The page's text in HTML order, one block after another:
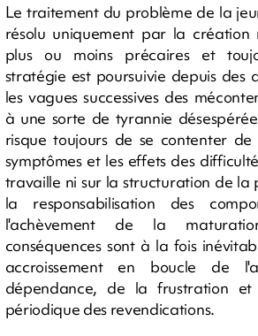
Le traitement du problème de la
résolu uniquement par la création
plus ou moins précaires et
stratégie est poursuivie depuis des
les vagues successives des
à une sorte de tyrannie
risque toujours de se contenter
symptômes et les effets des
travaille ni sur la structuration de la
la responsabilisation des
l'achèvement de la
conséquences sont à la fois
accroissement en boucle de
dépendance, de la frustration
périodique des revendications.